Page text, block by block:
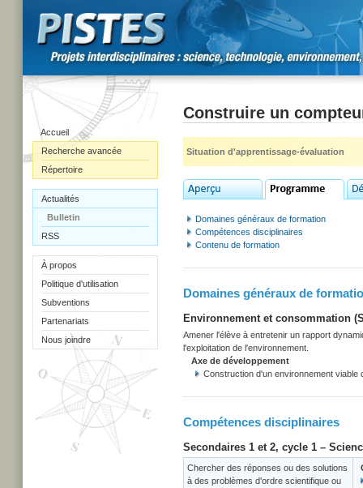
Accueil
Recherche avancée
Répertoire
Actualités
Bulletin
RSS
À propos
Politique d'utilisation
Subventions
Partenariats
Nous joindre
Construire un
Situation d'apprentissage-évaluation
Domaines généraux de formation
Compétences disciplinaires
Contenu de formation
Domaines généraux de
Environnement et consommation
Amener l'élève à entretenir un rapport
l'exploitation de l'environnement.
Axe de développement
Construction d'un environnement
Compétences disciplinaires
Secondaires 1 et 2, cycle 1 –
Chercher des réponses ou des solutions
à des problèmes d'ordre scientifique ou